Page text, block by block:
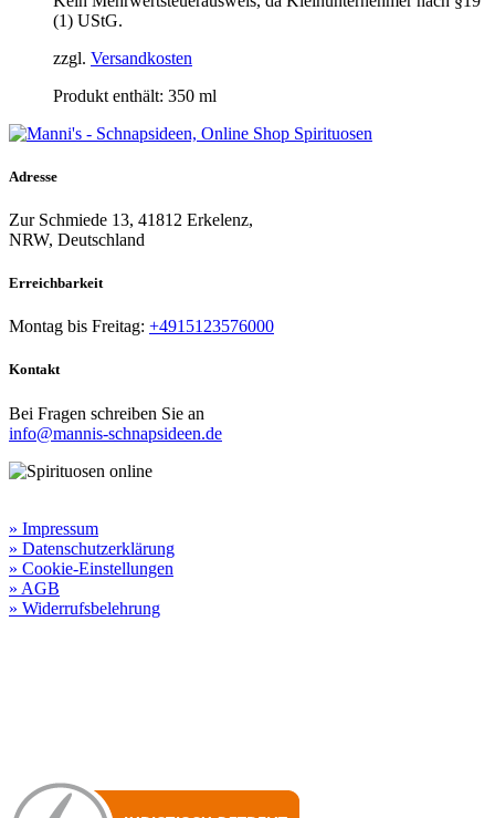
(1) UStG.
zzgl. Versandkosten
Produkt enthält: 350 ml
Adresse
Zur Schmiede 13, 41812 Erkelenz,
NRW, Deutschland
Erreichbarkeit​
Montag bis Freitag: +4915123576000
Kontakt
Bei Fragen schreiben Sie an
info@mannis-schnapsideen.de
» Impressum
» Datenschutzerklärung
» Cookie-Einstellungen
» AGB
» Widerrufsbelehrung